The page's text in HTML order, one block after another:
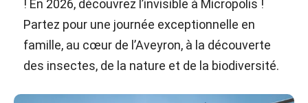
! En 2026, découvrez l’invisible à Micropolis !
Partez pour une journée exceptionnelle en
famille, au cœur de l’Aveyron, à la découverte
des insectes, de la nature et de la biodiversité.